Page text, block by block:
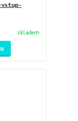
vstup-
skladem